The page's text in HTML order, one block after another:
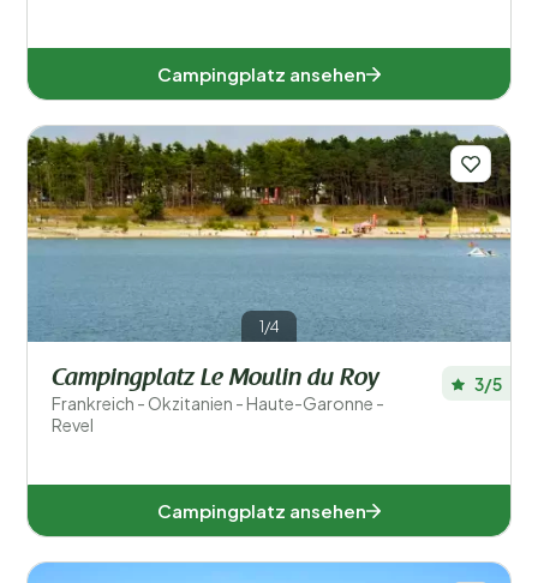
Campingplatz ansehen
1/4
Campingplatz Le Moulin du Roy
Frankreich - Okzitanien - Haute-Garonne -
Revel
3/5
Campingplatz ansehen